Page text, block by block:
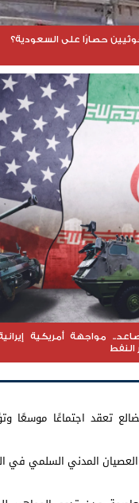
حصارًا على السعودية؟
مواجهة أمريكية
النفط
تعقد اجتماعًا موسعًا
العصيان المدني السلمي في